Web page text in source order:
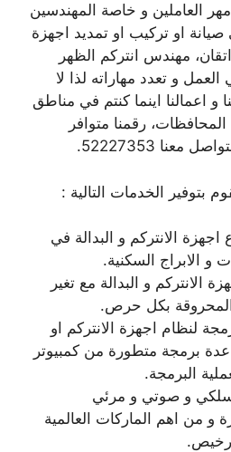
العاملين و خاصة المهندسين
او تركيب او تمديد اجهزة
مهندس انتركم الظهر
و تعدد مهاراته لذا لا
اعمالنا اينما كنتم في مناطق
رقمنا متوافر
52227353.
بتوفير الخدمات التالية :
اجهزة الانتركم و البدالة في
و الابراج السكنية.
الانتركم و البدالة مع تغير
المحروقة بكل حرص.
لنظام اجهزة الانتركم او
عدة برمجة متطورة من كمبيوتر
البرمجة.
و صوتي و مرئي
و من اهم الماركات العالمية